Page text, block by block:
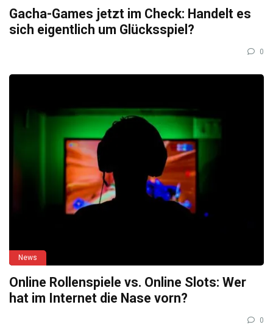
Gacha-Games jetzt im Check: Handelt es
sich eigentlich um Glücksspiel?
0
News
Online Rollenspiele vs. Online Slots: Wer
hat im Internet die Nase vorn?
0